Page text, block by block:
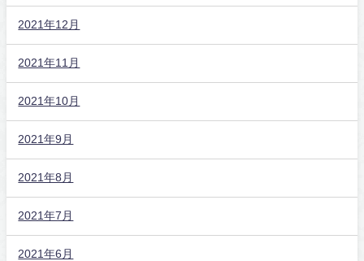
2021年12月
2021年11月
2021年10月
2021年9月
2021年8月
2021年7月
2021年6月